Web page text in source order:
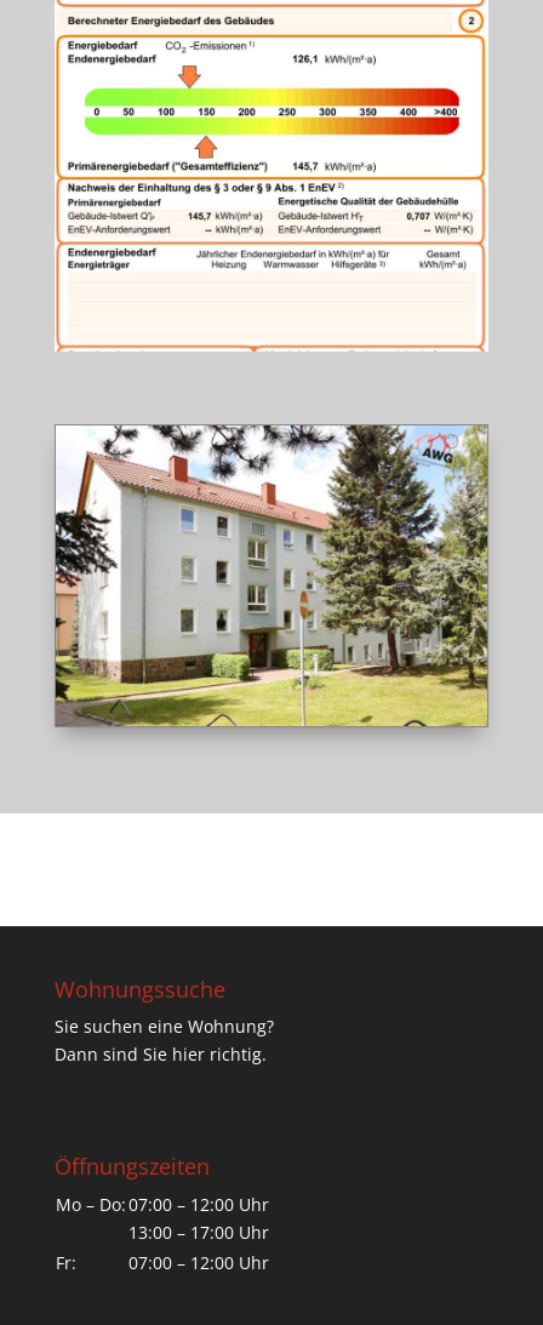
Wohnungssuche
Sie suchen eine Wohnung?
Dann sind Sie hier richtig.
Öffnungszeiten
Mo – Do:07:00 – 12:00 Uhr
13:00 – 17:00 Uhr
Fr:
07:00 – 12:00 Uhr